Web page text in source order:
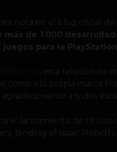
nota en el blog oficial de
más de 1.000
juegos para la
, esta relación de
como a la propia marca
a todos
el lanzamiento de títulos
Binding of Isaac: